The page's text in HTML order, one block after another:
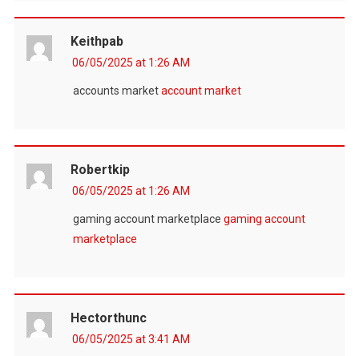
Keithpab
06/05/2025 at 1:26 AM
accounts marketaccount market
Robertkip
06/05/2025 at 1:26 AM
gaming account marketplace gaming account
marketplace
Hectorthunc
06/05/2025 at 3:41 AM